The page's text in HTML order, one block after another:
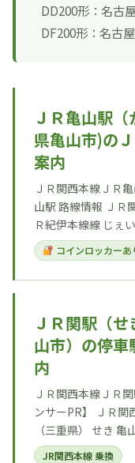
DD200形：名古
DF200形：名古
ＪＲ亀山駅
県亀山市)の
案内
ＪＲ関西本線ＪＲ
山駅 路線情報 ＪＲ
Ｒ紀伊本線線 じぇ
コインロッカーあ
ＪＲ関駅（
山市）の停
内
ＪＲ関西本線ＪＲ
ンサーPR】 ＪＲ
（三重県） せき
JR関西本線 乗換